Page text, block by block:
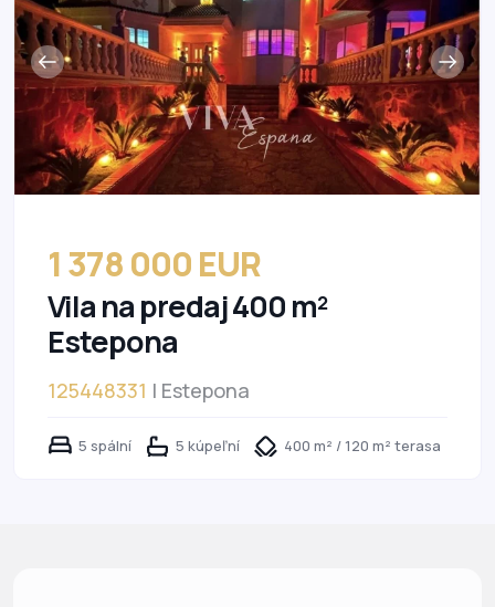
1 378 000 EUR
Vila na predaj 400 m²
Estepona
125448331 | Estepona
5 spální 5 kúpeľní 400 m² / 120 m² terasa